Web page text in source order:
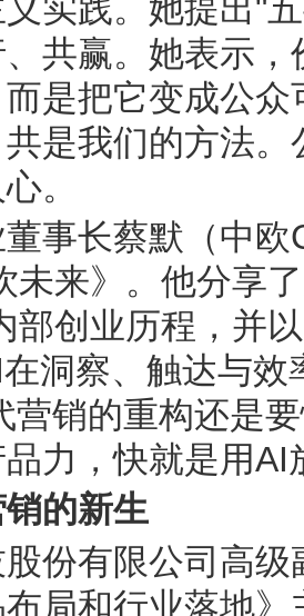
实践。她提出"
共赢。她表示
是把它变成公
是我们的方法
。
事长蔡默（中
未来》。他分享
部创业历程，并
洞察、触达与
营销的重构还是
力，快就是用AI
的新生
份有限公司高
局和行业落地